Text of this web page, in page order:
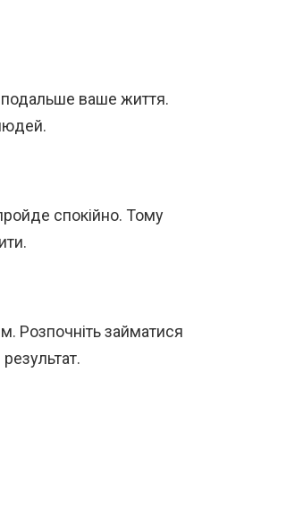
подальше ваше життя.
спокійно. Тому
Розпочніть займатися